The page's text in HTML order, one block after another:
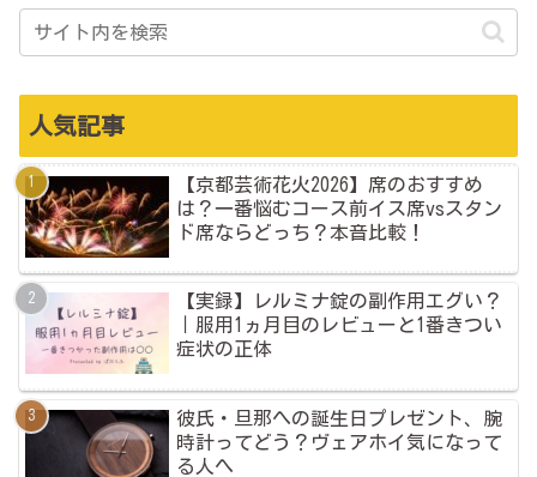
人気記事
【京都芸術花火2026】席のおすすめ
は？一番悩むコース前イス席vsスタン
ド席ならどっち？本音比較！
【実録】レルミナ錠の副作用エグい？
｜服用1ヵ月目のレビューと1番きつい
症状の正体
彼氏・旦那への誕生日プレゼント、腕
時計ってどう？ヴェアホイ気になって
る人へ